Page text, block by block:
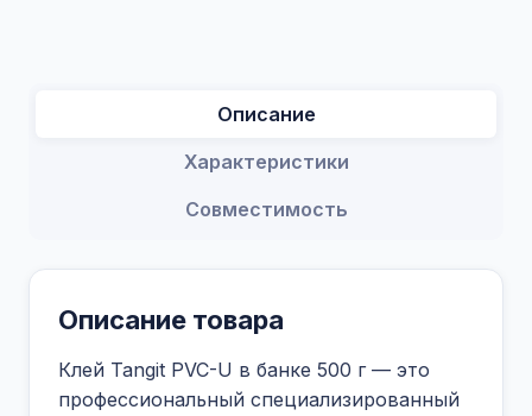
Описание
Характеристики
Совместимость
Описание товара
Клей Tangit PVC-U в банке 500 г — это
профессиональный специализированный